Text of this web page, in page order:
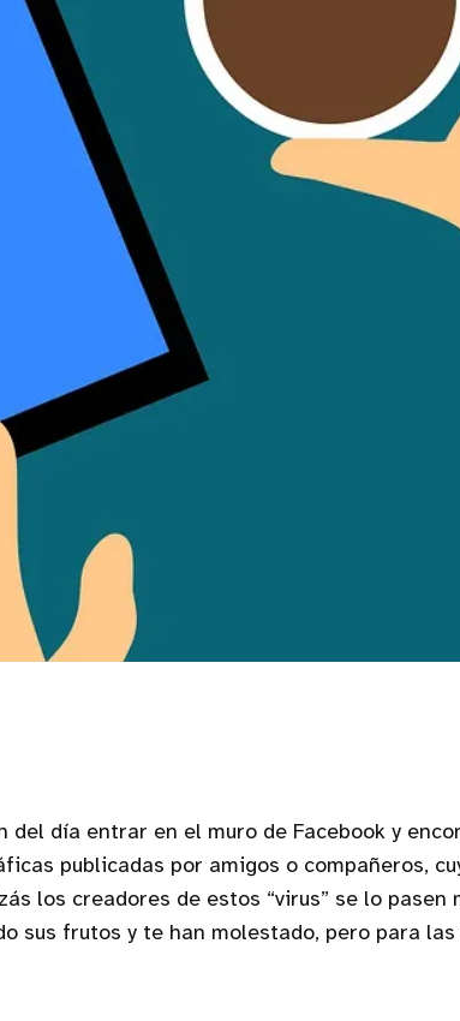
del día entrar en el muro de Facebook y
publicadas por amigos o compañeros,
los creadores de estos “virus” se lo pasen
sus frutos y te han molestado, pero para